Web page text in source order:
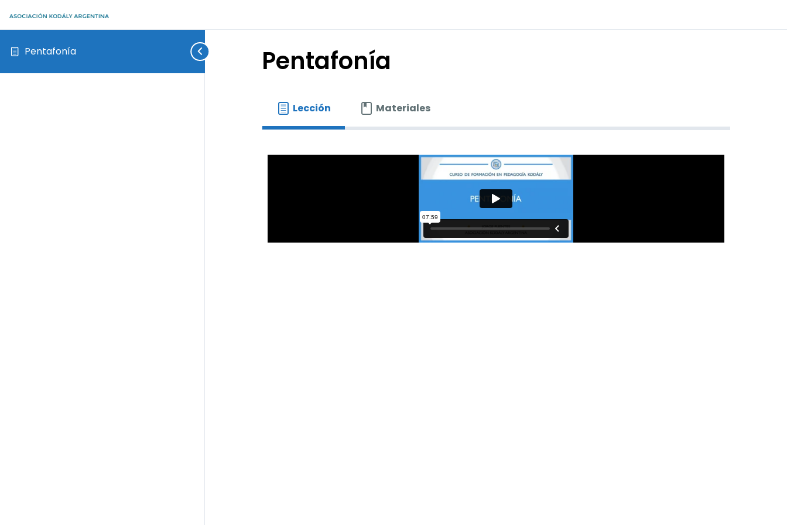
Pentafonía Pentafonía
Lección Materiales